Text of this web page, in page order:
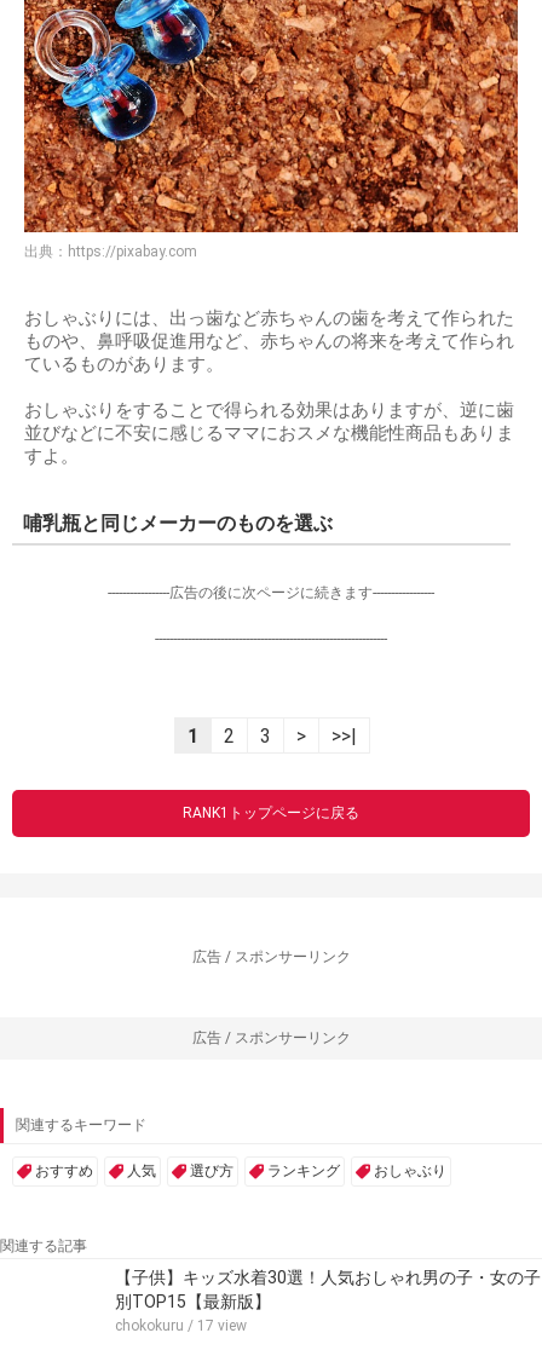
出典： https://pixabay.com
おしゃぶりには、出っ歯など赤ちゃんの歯を考えて作られた
ものや、鼻呼吸促進用など、赤ちゃんの将来を考えて作られ
ているものがあります。
おしゃぶりをすることで得られる効果はありますが、逆に歯
並びなどに不安に感じるママにおスメな機能性商品もありま
すよ。
哺乳瓶と同じメーカーのものを選ぶ
-----------------広告の後に次ページに続きます-----------------
----------------------------------------------------------------
1 2 3 > >>|
RANK1トップページに戻る
広告 / スポンサーリンク
広告 / スポンサーリンク
関連するキーワード
おすすめ 人気 選び方 ランキング おしゃぶり
関連する記事
【子供】キッズ水着30選！人気おしゃれ男の子・女の子
別TOP15【最新版】
chokokuru / 17 view